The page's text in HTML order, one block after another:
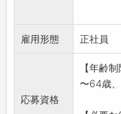
助業務
○見積書
○受発注
出力
○材料の
務
雇用形態 正社員
応募資格
【年齢
〜64歳